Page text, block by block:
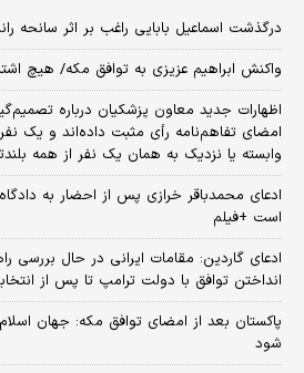
درگذشت اسماعیل بابایی راغب بر اثر سانحه
واکنش ابراهیم عزیزی به توافق مکه/ هیچ
امضای تفاهم‌نامه رأی مثبت داده‌اند و یک
وابسته یا نزدیک به همان یک نفر از همه
ادعای محمدباقر خرازی پس از احضار به
است +فیلم
ادعای گاردین: مقامات ایرانی در حال بررسی
انداختن توافق با دولت ترامپ تا پس از
پاکستان بعد از امضای توافق مکه: جهان اسلام
شود